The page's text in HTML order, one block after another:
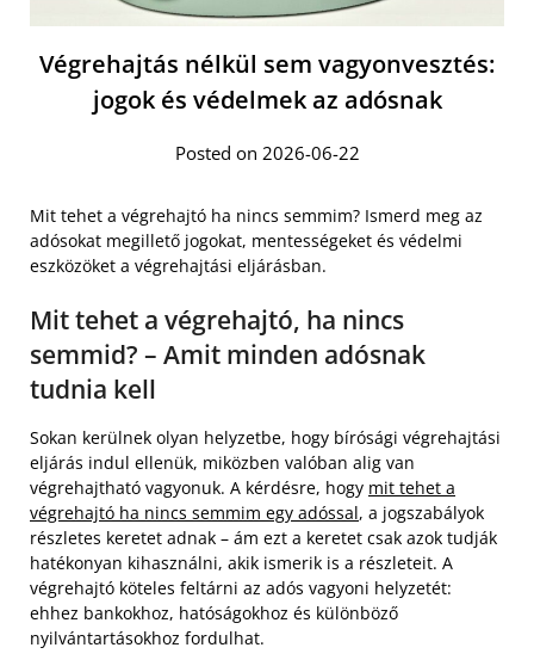
Végrehajtás nélkül sem vagyonvesztés:
jogok és védelmek az adósnak
Posted on 2026-06-22
Mit tehet a végrehajtó ha nincs semmim? Ismerd meg az
adósokat megillető jogokat, mentességeket és védelmi
eszközöket a végrehajtási eljárásban.
Mit tehet a végrehajtó, ha nincs
semmid? – Amit minden adósnak
tudnia kell
Sokan kerülnek olyan helyzetbe, hogy bírósági végrehajtási
eljárás indul ellenük, miközben valóban alig van
végrehajtható vagyonuk. A kérdésre, hogy mit tehet a
végrehajtó ha nincs semmim egy adóssal, a jogszabályok
részletes keretet adnak – ám ezt a keretet csak azok tudják
hatékonyan kihasználni, akik ismerik is a részleteit. A
végrehajtó köteles feltárni az adós vagyoni helyzetét:
ehhez bankokhoz, hatóságokhoz és különböző
nyilvántartásokhoz fordulhat.